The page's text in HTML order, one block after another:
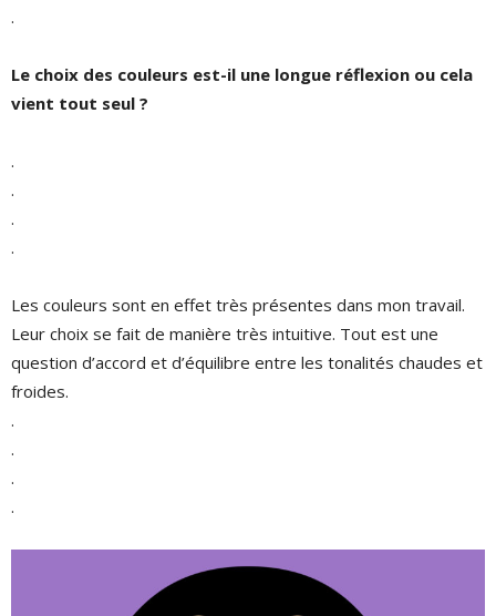
.
Le choix des couleurs est-il une longue réflexion ou cela
vient tout seul ?
.
.
.
.
Les couleurs sont en effet très présentes dans mon travail.
Leur choix se fait de manière très intuitive. Tout est une
question d’accord et d’équilibre entre les tonalités chaudes et
froides.
.
.
.
.